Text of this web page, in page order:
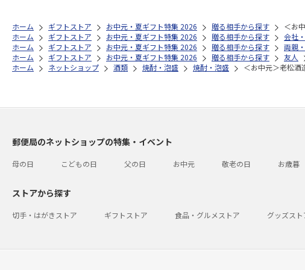
ホーム ギフトストア お中元・夏ギフト特集 2026 贈る相手から探す
＜お
ホーム
ギフトストア お中元・夏ギフト特集 2026 贈る相手から探す 会社
ホーム
ギフトストア お中元・夏ギフト特集 2026 贈る相手から探す 両親
ホーム
ギフトストア お中元・夏ギフト特集 2026 贈る相手から探す 友人
ホーム
ネットショップ 酒類 焼酎・泡盛 焼酎・泡盛 ＜お中元＞老松
郵便局のネットショップの特集・イベント
母の日 こどもの日 父の日 お中元 敬老の日 お歳暮
ストアから探す
切手・はがきストア ギフトストア 食品・グルメストア グッズスト